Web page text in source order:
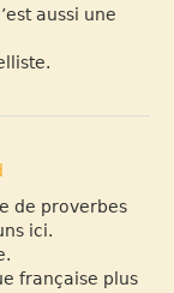
aussi une
de proverbes
ici.
française plus